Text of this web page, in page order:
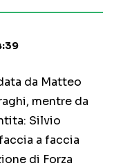
da Matteo
mentre da
Silvio
a faccia
di Forza